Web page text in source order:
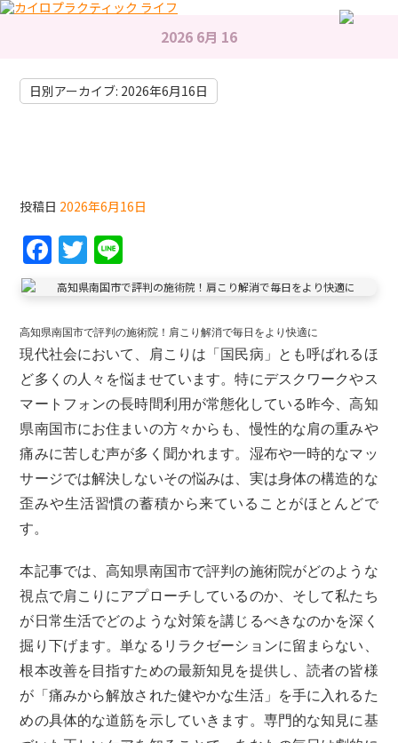
2026 6月 16
日別アーカイブ: 2026年6月16日
投稿日 2026年6月16日
F
a
c
e
b
o
o
k
T
w
itt
er
n
e
高知県南国市で評判の施術院！肩こり解消で毎日をより快適に
現代社会において、肩こりは「国民病」とも呼ばれるほ
ど多くの人々を悩ませています。特にデスクワークやス
マートフォンの長時間利用が常態化している昨今、高知
県南国市にお住まいの方々からも、慢性的な肩の重みや
痛みに苦しむ声が多く聞かれます。湿布や一時的なマッ
サージでは解決しないその悩みは、実は身体の構造的な
歪みや生活習慣の蓄積から来ていることがほとんどで
す。
本記事では、高知県南国市で評判の施術院がどのような
視点で肩こりにアプローチしているのか、そして私たち
が日常生活でどのような対策を講じるべきなのかを深く
掘り下げます。単なるリラクゼーションに留まらない、
根本改善を目指すための最新知見を提供し、読者の皆様
が「痛みから解放された健やかな生活」を手に入れるた
めの具体的な道筋を示していきます。専門的な知見に基